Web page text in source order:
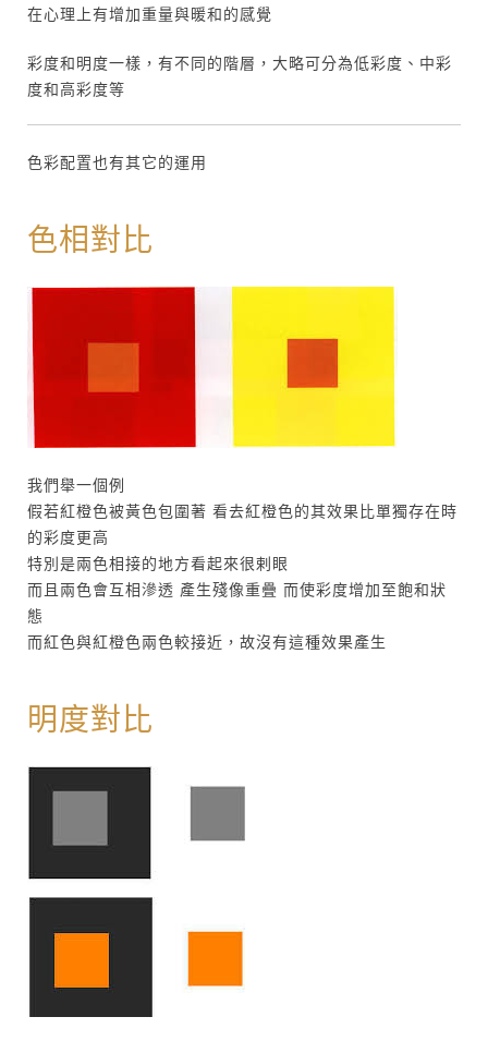
在心理上有增加重量與暖和的感覺
彩度和明度一樣，有不同的階層，大略可分為低彩度、中彩
度和高彩度等
色彩配置也有其它的運用
色相對比
我們舉一個例
假若紅橙色被黃色包圍著 看去紅橙色的其效果比單獨存在時
的彩度更高
特別是兩色相接的地方看起來很剌眼
而且兩色會互相滲透 產生殘像重疊 而使彩度增加至飽和狀
態
而紅色與紅橙色兩色較接近，故沒有這種效果產生
明度對比